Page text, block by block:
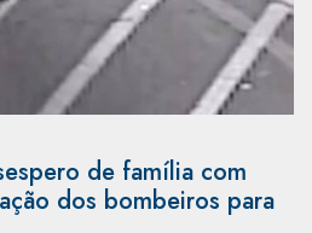
de família com
dos bombeiros para